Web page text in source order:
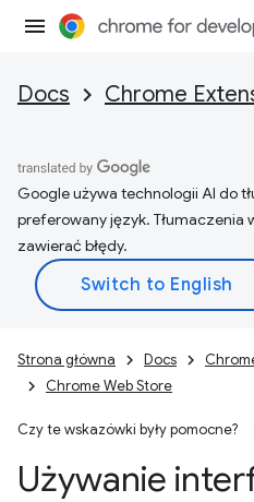
Docs Chrome
Google używa technologii AI do
preferowany język. Tłumaczenia
zawierać błędy.
Strona główna Docs
Chrome Web Store
Czy te wskazówki były pomocne?
Używanie